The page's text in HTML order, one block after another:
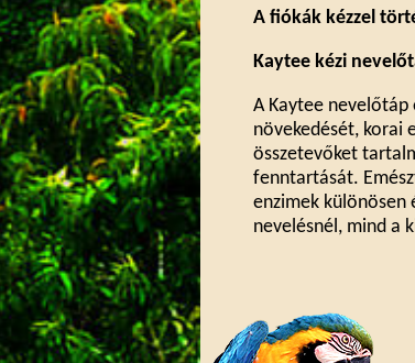
A fiókák kézzel
Kaytee kézi
A Kaytee nevelőtáp
növekedését, korai
összetevőket
fenntartását.
enzimek különösen
nevelésnél, mind a